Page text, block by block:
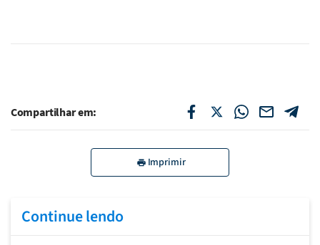
Compartilhar em:
Imprimir
Continue lendo